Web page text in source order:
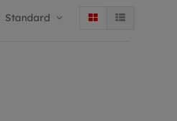
Standard